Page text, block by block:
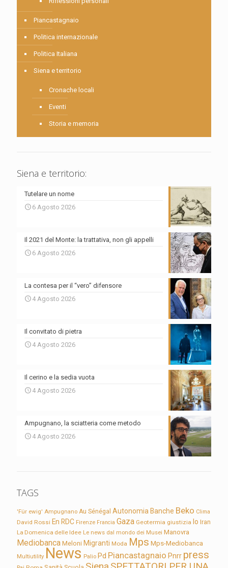
Piancastagnaio
Politica internazionale
Politica Italiana
Siena e territorio
Cronache locali
Eventi
Storia e memoria
Siena e territorio:
Tutelare un nome
6 Agosto 2026
Il 2021 del Monte: la trattativa, non gli appelli
6 Agosto 2026
La contesa per il “vero” difensore
4 Agosto 2026
Il convitato di pietra
4 Agosto 2026
Il cerino e la sedia vuota
4 Agosto 2026
Ampugnano, la sciatteria come metodo
4 Agosto 2026
TAGS
'Für ewig' Ampugnano Au Sénégal Autonomia Banche Beko Clima
David Rossi En RDC Firenze Francia Gaza Geotermia giustizia Io Iran
La Domenica delle Idee Le news dal mondo dei Musei Manovra
Mediobanca Meloni Migranti Moda Mps Mps-Mediobanca
Multiutility News Palio Pd Piancastagnaio Pnrr press